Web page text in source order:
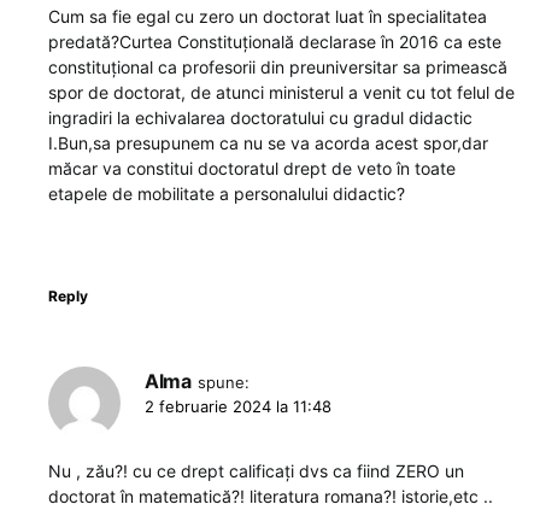
Cum sa fie egal cu zero un doctorat luat în specialitatea
predată?Curtea Constituțională declarase în 2016 ca este
constituțional ca profesorii din preuniversitar sa primească
spor de doctorat, de atunci ministerul a venit cu tot felul de
ingradiri la echivalarea doctoratului cu gradul didactic
I.Bun,sa presupunem ca nu se va acorda acest spor,dar
măcar va constitui doctoratul drept de veto în toate
etapele de mobilitate a personalului didactic?
Reply
Alma spune:
2 februarie 2024 la 11:48
Nu , zău?! cu ce drept calificați dvs ca fiind ZERO un
doctorat în matematică?! literatura romana?! istorie,etc ..